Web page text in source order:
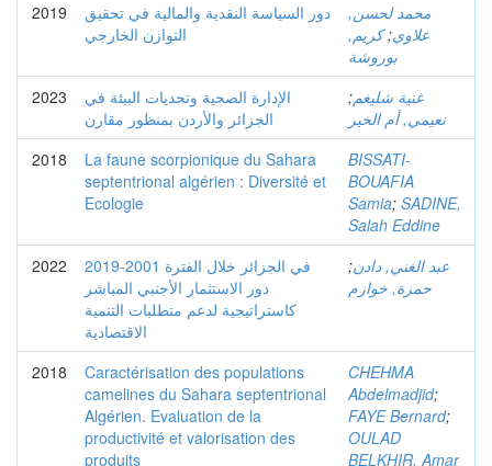
2019
دور السياسة النقدية والمالية في تحقيق
التوازن الخارجي
محمد لحسن,
علاوي;كريم,
بوروشة
2023
الإدارة الصحية وتحديات البيئة في
الجزائر والأردن بمنظور مقارن
غنية شليغم;
نعيمي, أم الخير
2018
La faune scorpionique du Sahara
septentrional algérien : Diversité et
Ecologie
BISSATI-
BOUAFIA
Samia; SADINE,
Salah Eddine
2022
في الجزائر خلال الفترة 2001-2019
دور الاستثمار الأجنبي المباشر
كاستراتيجية لدعم متطلبات التنمية
الاقتصادية
عبد الغني, دادن;
حمزة, خوازم
2018
Caractérisation des populations
camelines du Sahara septentrional
Algérien. Evaluation de la
productivité et valorisation des
produits
CHEHMA
Abdelmadjid;
FAYE Bernard;
OULAD
BELKHIR, Amar